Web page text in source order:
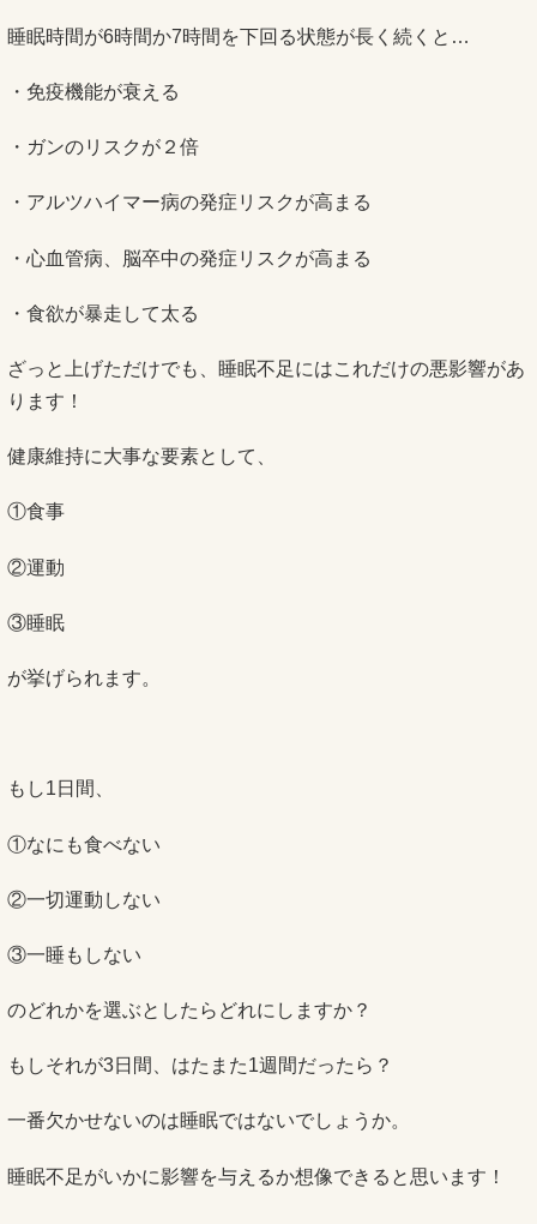
睡眠時間が6時間か7時間を下回る状態が長く続くと…
・免疫機能が衰える
・ガンのリスクが２倍
・アルツハイマー病の発症リスクが高まる
・心血管病、脳卒中の発症リスクが高まる
・食欲が暴走して太る
ざっと上げただけでも、睡眠不足にはこれだけの悪影響があ
ります！
健康維持に大事な要素として、
①食事
②運動
③睡眠
が挙げられます。
もし1日間、
①なにも食べない
②一切運動しない
③一睡もしない
のどれかを選ぶとしたらどれにしますか？
もしそれが3日間、はたまた1週間だったら？
一番欠かせないのは睡眠ではないでしょうか。
睡眠不足がいかに影響を与えるか想像できると思います！